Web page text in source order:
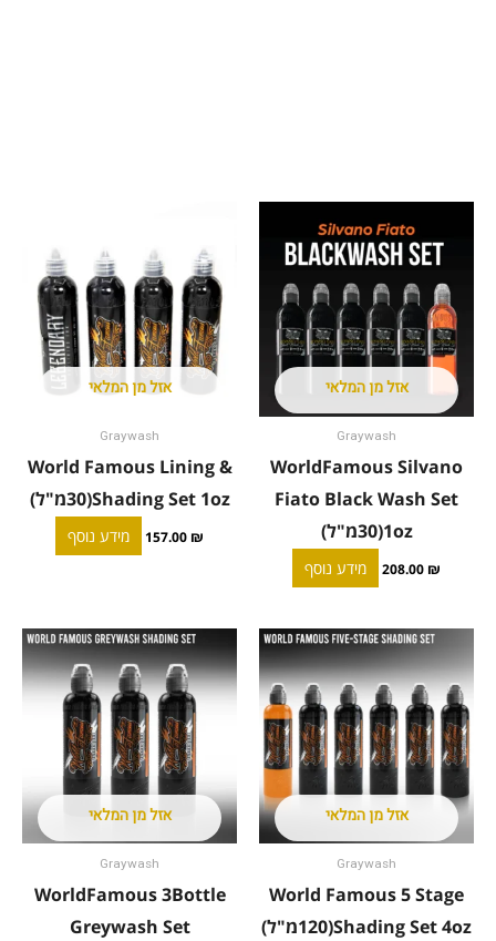
אזל מן המלאי
Graywash
WorldFamous Silvano
Fiato Black Wash Set
1oz(30מ"ל)
208.00 ₪ מידע נוסף
אזל מן המלאי
Graywash
World Famous Lining &
Shading Set 1oz(30מ"ל)
157.00 ₪ מידע נוסף
אזל מן המלאי
Graywash
World Famous 5 Stage
Shading Set 4oz(120מ"ל)
אזל מן המלאי
Graywash
WorldFamous 3Bottle
Greywash Set